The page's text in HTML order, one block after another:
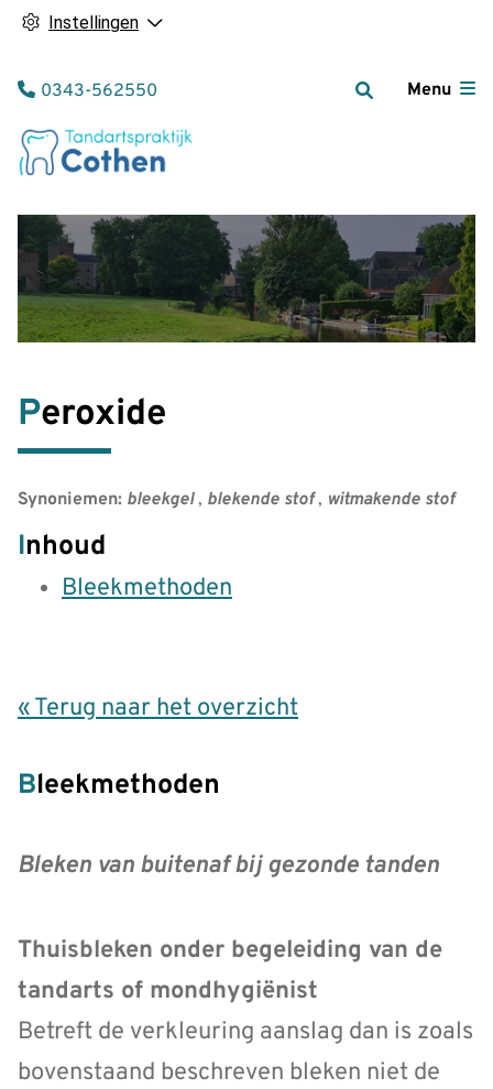
Instellingen
Menu
Tel:
0343-562550
Peroxide
Synoniemen: bleekgel, blekende stof, witmakende stof
Inhoud
Bleekmethoden
« Terug naar het overzicht
Bleekmethoden
Bleken van buitenaf bij gezonde tanden
Thuisbleken onder begeleiding van de
tandarts of mondhygiënist
Betreft de verkleuring aanslag dan is zoals
bovenstaand beschreven bleken niet de